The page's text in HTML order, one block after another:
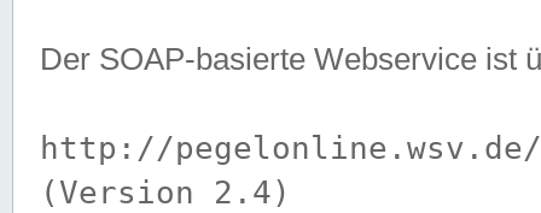
Der SOAP-basierte Webservice ist
http://pegelonline.wsv.de/
(Version 2.4)